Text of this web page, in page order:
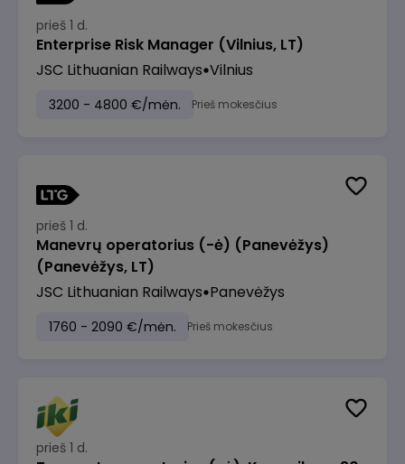
prieš 1 d.
Enterprise Risk Manager (Vilnius, LT)
JSC Lithuanian Railways Vilnius
3200 - 4800 €/mėn. Prieš mokesčius
prieš 1 d.
Manevrų operatorius (-ė) (Panevėžys)
(Panevėžys, LT)
JSC Lithuanian Railways Panevėžys
1760 - 2090 €/mėn. Prieš mokesčius
prieš 1 d.